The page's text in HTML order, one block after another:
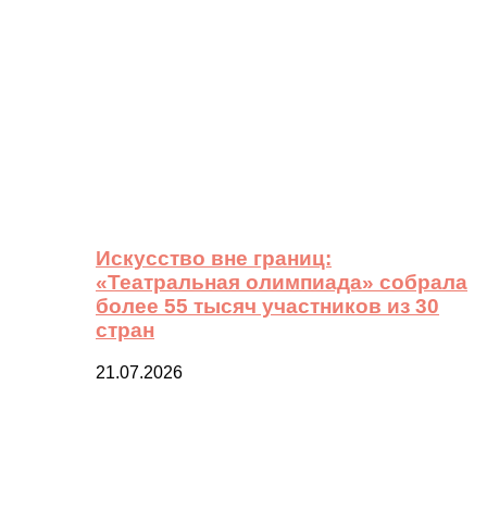
Искусство вне границ:
«Театральная олимпиада» собрала
более 55 тысяч участников из 30
стран
21.07.2026